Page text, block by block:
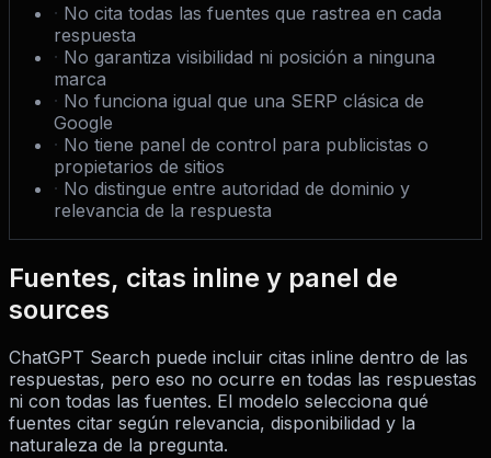
· No cita todas las fuentes que rastrea en cada
respuesta
· No garantiza visibilidad ni posición a ninguna
marca
· No funciona igual que una SERP clásica de
Google
· No tiene panel de control para publicistas o
propietarios de sitios
· No distingue entre autoridad de dominio y
relevancia de la respuesta
Fuentes, citas inline y panel de
sources
ChatGPT Search puede incluir citas inline dentro de las
respuestas, pero eso no ocurre en todas las respuestas
ni con todas las fuentes. El modelo selecciona qué
fuentes citar según relevancia, disponibilidad y la
naturaleza de la pregunta.